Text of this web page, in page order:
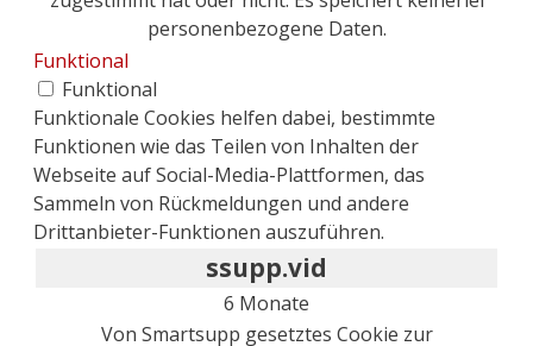
personenbezogene Daten.
Funktional
Funktional
Funktionale Cookies helfen dabei, bestimmte
Funktionen wie das Teilen von Inhalten der
Webseite auf Social-Media-Plattformen, das
Sammeln von Rückmeldungen und andere
Drittanbieter-Funktionen auszuführen.
ssupp.vid
6 Monate
Von Smartsupp gesetztes Cookie zur